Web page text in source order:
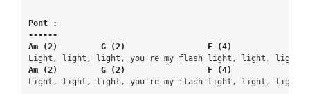
Pont :
------
Am (2)         G (2)                 F (4)
Am (2)         G (2)                 F (4)
Light, light, light, you're my flash light, light, light.